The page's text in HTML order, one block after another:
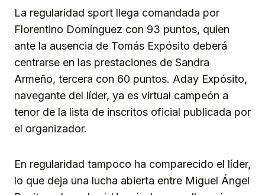
La regularidad sport llega comandada por
Florentino Domínguez con 93 puntos, quien
ante la ausencia de Tomás Expósito deberá
centrarse en las prestaciones de Sandra
Armeño, tercera con 60 puntos. Aday Expósito,
navegante del líder, ya es virtual campeón a
tenor de la lista de inscritos oficial publicada por
el organizador.
En regularidad tampoco ha comparecido el líder,
lo que deja una lucha abierta entre Miguel Ángel